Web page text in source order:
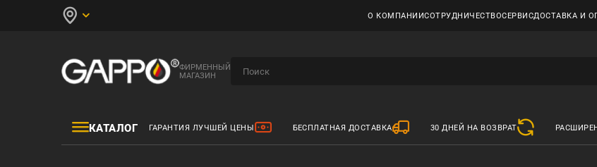
О КОМПАНИИСОТРУДНИЧЕСТВОСЕРВИСДОСТАВКА И
ФИРМЕННЫЙ
МАГАЗИН
КАТАЛОГ ГАРАНТИЯ ЛУЧШЕЙ ЦЕНЫ БЕСПЛАТНАЯ ДОСТАВКА 30 ДНЕЙ НА ВОЗВРАТ